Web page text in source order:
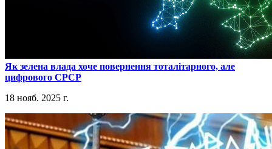
​Як зелена влада хоче повернення тоталітарного, але
цифрового СРСР
18 нояб. 2025 г.